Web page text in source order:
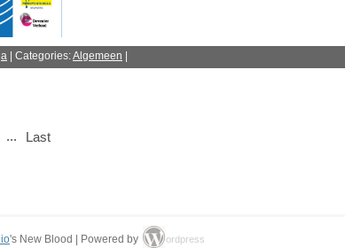
| Categories:Algemeen |
... Last
's New Blood | Powered by ordpress